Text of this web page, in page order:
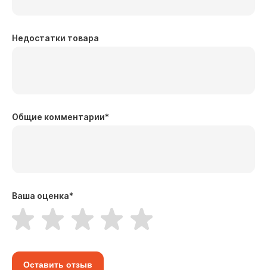
Недостатки товара
Общие комментарии*
Ваша оценка*
Оставить отзыв